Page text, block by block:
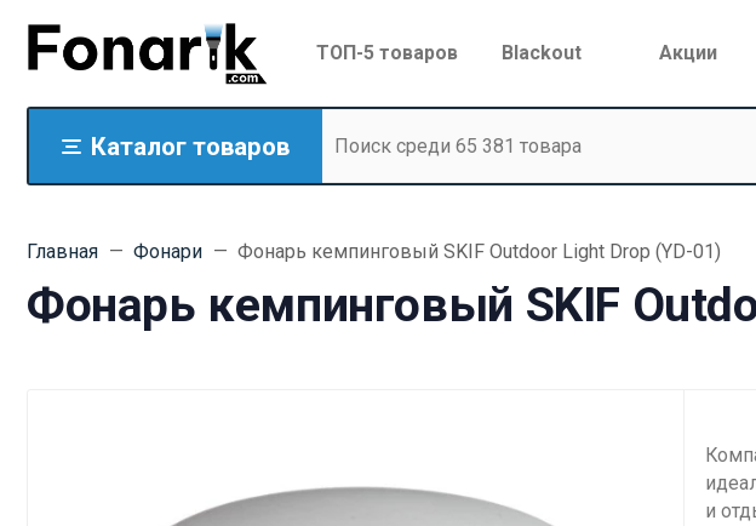
ТОП-5 товаров Blackout Акции
Каталог товаров
Главная Фонари Фонарь кемпинговый SKIF Outdoor Light Drop (YD-01)
Фонарь кемпинговый SKIF
и